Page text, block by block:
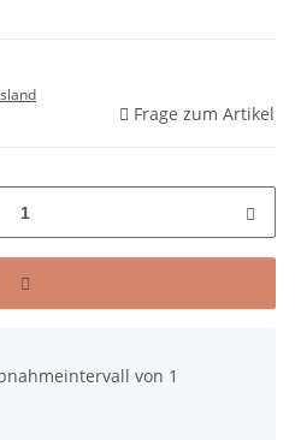
Frage zum Artikel
von 1